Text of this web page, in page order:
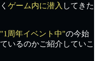
ゲーム内に潜入 してきた
"1周年イベント中"の今始
いるのかご紹介していこ